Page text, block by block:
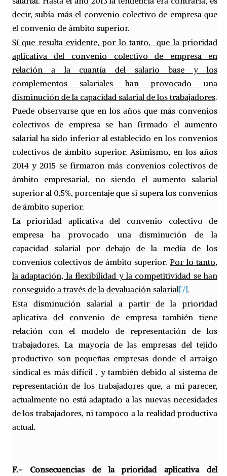
decir, subía más el convenio colectivo de empresa que
el convenio de ámbito superior.
Sí que resulta evidente, por lo tanto, que la prioridad
aplicativa del convenio colectivo de empresa en
relación a la cuantía del salario base y los
complementos salariales han provocado una
disminución de la capacidad salarial de los trabajadores.
Puede observarse que en los años que más convenios
colectivos de empresa se han firmado el aumento
salarial ha sido inferior al establecido en los convenios
colectivos de ámbito superior. Asimismo, en los años
2014 y 2015 se firmaron más convenios colectivos de
ámbito empresarial, no siendo el aumento salarial
superior al 0,5%, porcentaje que si supera los convenios
de ámbito superior.
La prioridad aplicativa del convenio colectivo de
empresa ha provocado una disminución de la
capacidad salarial por debajo de la media de los
convenios colectivos de ámbito superior.Por lo tanto,
la adaptación, la flexibilidad y la competitividad se han
conseguido a través de la devaluación salarial[7].
Esta disminución salarial a partir de la prioridad
aplicativa del convenio de empresa también tiene
relación con el modelo de representación de los
trabajadores. La mayoría de las empresas del tejido
productivo son pequeñas empresas donde el arraigo
sindical es más difícil , y también debido al sistema de
representación de los trabajadores que, a mi parecer,
actualmente no está adaptado a las nuevas necesidades
de los trabajadores, ni tampoco a la realidad productiva
actual.
F.- Consecuencias de la prioridad aplicativa del